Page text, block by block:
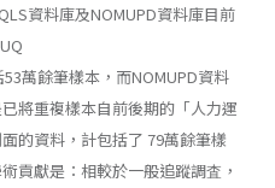
資料庫及NOMUPD資料庫目前
萬餘筆樣本，而NOMUPD資料
將重複樣本自前後期的「人力運
的資料，計包括了 79萬餘筆樣
貢獻是：相較於一般追蹤調査，